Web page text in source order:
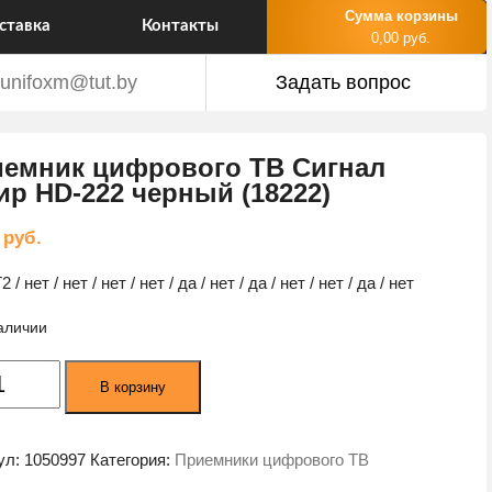
Контакты
Сумма корзины
0,00 руб.
unifoxm@tut.by Задать вопрос
цифрового ТВ Сигнал
HD-222 черный (18222)
руб.
/ нет / нет / нет / нет / да / нет / да / нет / нет / да / нет
В корзину
1050997 Категория: Приемники цифрового ТВ